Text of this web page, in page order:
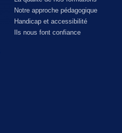
Notre approche pédagogique
Handicap et accessibilité
Ils nous font confiance